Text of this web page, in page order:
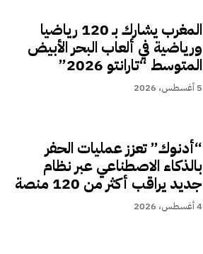
المغرب يشارك بـ 120 رياضيا
ورياضية في ألعاب البحر الأبيض
المتوسط “تارانتو 2026”
5 أغسطس، 2026
“أدنوك” تعزز عمليات الحفر
بالذكاء الاصطناعي عبر نظام
جديد يراقب أكثر من 120 منصة
4 أغسطس، 2026